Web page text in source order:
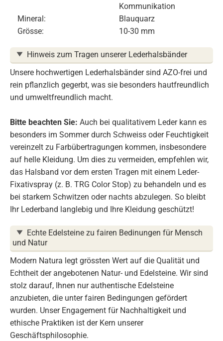
Kommunikation
Mineral:
Blauquarz
Grösse:
10-30 mm
Hinweis zum Tragen unserer Lederhalsbänder
Unsere hochwertigen Lederhalsbänder sind AZO-frei und
rein pflanzlich gegerbt, was sie besonders hautfreundlich
und umweltfreundlich macht.
Bitte beachten Sie: Auch bei qualitativem Leder kann es
besonders im Sommer durch Schweiss oder Feuchtigkeit
vereinzelt zu Farbübertragungen kommen, insbesondere
auf helle Kleidung. Um dies zu vermeiden, empfehlen wir,
das Halsband vor dem ersten Tragen mit einem Leder-
Fixativspray (z. B. TRG Color Stop) zu behandeln und es
bei starkem Schwitzen oder nachts abzulegen. So bleibt
Ihr Lederband langlebig und Ihre Kleidung geschützt!
Echte Edelsteine zu fairen Bedinungen für Mensch
und Natur
Modern Natura legt grössten Wert auf die Qualität und
Echtheit der angebotenen Natur- und Edelsteine. Wir sind
stolz darauf, Ihnen nur authentische Edelsteine
anzubieten, die unter fairen Bedingungen gefördert
wurden. Unser Engagement für Nachhaltigkeit und
ethische Praktiken ist der Kern unserer
Geschäftsphilosophie.